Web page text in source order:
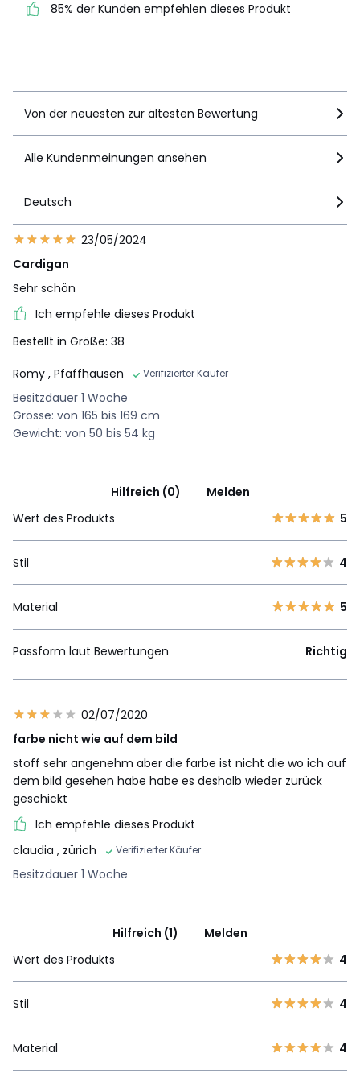
85% der Kunden
85% der Kunden empfehlen dieses Produkt
Von der neuesten zur ältesten Bewertung
Alle Kundenmeinungen ansehen
Deutsch
23/05/2024
Cardigan
Sehr schön
Ich empfehle dieses Produkt
Bestellt in Größe: 38
Romy , Pfaffhausen Verifizierter Käufer
Besitzdauer 1 Woche
Grösse: von 165 bis 169 cm
Gewicht: von 50 bis 54 kg
Hilfreich (0)
Melden
Wert des Produkts
5
Stil 4
Material 5
Passform laut Bewertungen Richtig
02/07/2020
farbe nicht wie auf dem bild
stoff sehr angenehm aber die farbe ist nicht die wo ich auf
dem bild gesehen habe habe es deshalb wieder zurück
geschickt
Ich empfehle dieses Produkt
claudia , zürich Verifizierter Käufer
Besitzdauer 1 Woche
Hilfreich (1)
Melden
Wert des Produkts
4
Stil 4
Material 4